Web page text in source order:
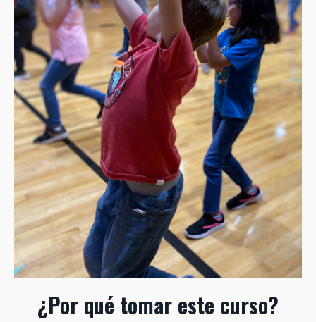
¿Por qué tomar este curso?